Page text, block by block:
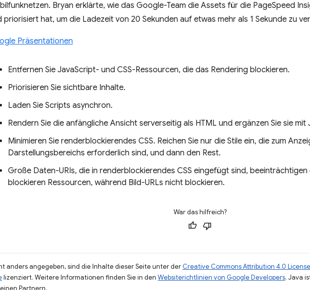
Bryan erklärte, wie das Google-Team die Assets für die PageSpeed
priorisiert hat, um die Ladezeit von 20 Sekunden auf etwas mehr als 1 Sekunde zu
Präsentationen
Entfernen Sie JavaScript- und CSS-Ressourcen, die das Rendering blockieren.
Priorisieren Sie sichtbare Inhalte.
Laden Sie Scripts asynchron.
Rendern Sie die anfängliche Ansicht serverseitig als HTML und ergänzen Sie sie mit
Minimieren Sie renderblockierendes CSS. Reichen Sie nur die Stile ein, die zum
Darstellungsbereichs erforderlich sind, und dann den Rest.
Große Daten-URIs, die in renderblockierendes CSS eingefügt sind, beeinträchtigen
blockieren Ressourcen, während Bild-URLs nicht blockieren.
War das hilfreich?
anders angegeben, sind die Inhalte dieser Seite unter der Creative Commons Attribution 4.0 License
lizenziert. Weitere Informationen finden Sie in den Websiterichtlinien von Google Developers. Java
Partnern.